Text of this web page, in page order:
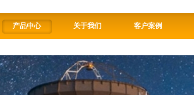
产品中心 关于我们 客户案例